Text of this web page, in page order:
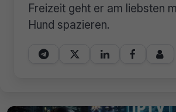
Freizeit geht er am liebsten
Hund spazieren.
    